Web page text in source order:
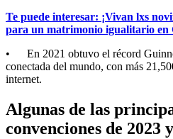
Te puede interesar: ¡Vivan lxs
para un matrimonio igualitario
• En 2021 obtuvo el récord
conectada del mundo, con más
internet.
Algunas de las
convenciones de 2023